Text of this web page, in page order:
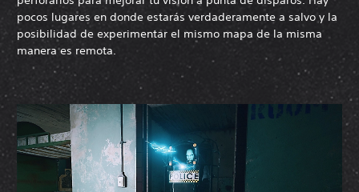
pocos lugares en donde estarás verdaderamente a salvo y la
posibilidad de experimentar el mismo mapa de la misma
manera es remota.